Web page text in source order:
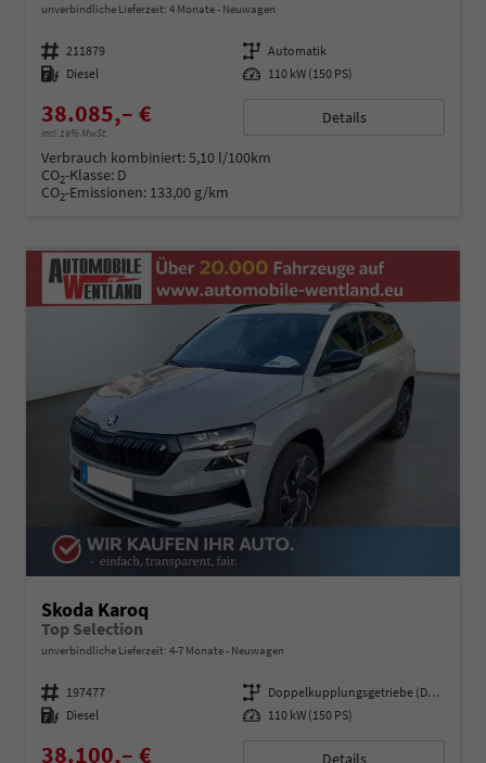
unverbindliche Lieferzeit: 4 Monate Neuwagen
Fahrzeugnummer 211879 Getriebe Automatik
Kraftstoff Diesel Leistung 110 kW (150 PS)
38.085,– €
incl. 19% MwSt.
Details
Verbrauch kombiniert:5,10 l/100km
CO2-Klasse: D
CO2-Emissionen: 133,00 g/km
Skoda Karoq
Top Selection
unverbindliche Lieferzeit: 4-7 Monate Neuwagen
Fahrzeugnummer 197477 Getriebe
Doppelkupplungsgetriebe (DSG)
Kraftstoff Diesel Leistung 110 kW (150 PS)
38.100,– € Details